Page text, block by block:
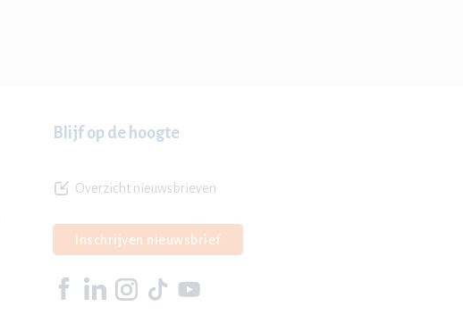
Blijf op de hoogte
Overzicht nieuwsbrieven
Inschrijven nieuwsbrief